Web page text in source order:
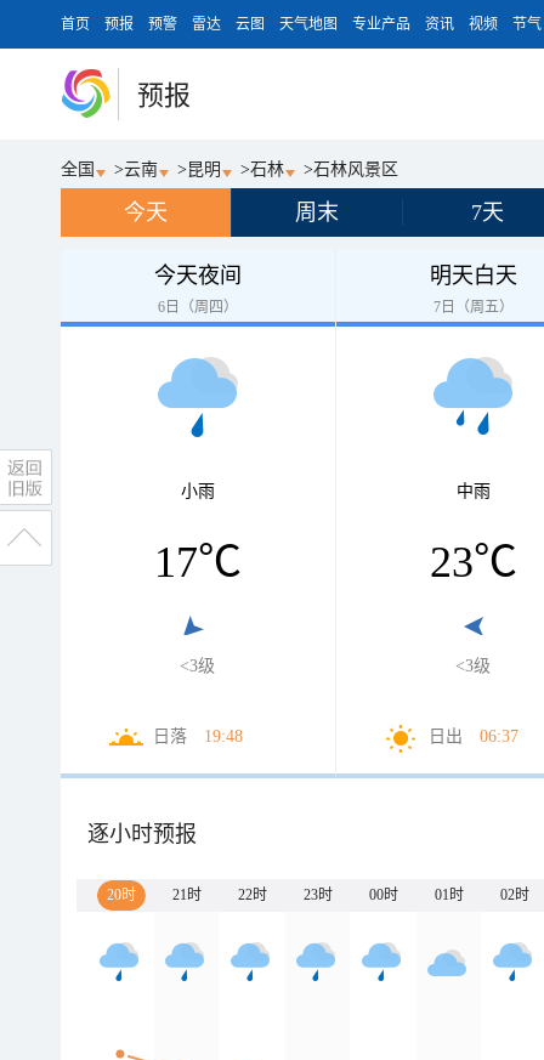
首页 预报 预警 雷达 云图 天气地图 专业产品 资讯 视频 节气
预报
全国 >云南 > 昆明 >石林 >石林风景区
今天 周末 7天
今天夜间
6日（周四）
小雨
17℃
<3级
日落 19:48
明天白天
7日（周五）
中雨
23℃
<3级
日出 06:37
逐小时预报
20时 21时 22时 23时 00时 01时 02时